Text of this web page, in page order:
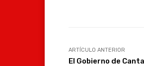
ARTÍCULO ANTERIOR
El Gobierno de